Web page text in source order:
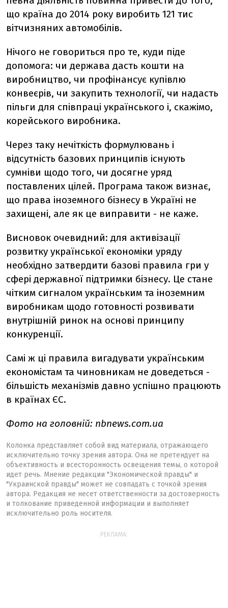
що країна до 2014 року виробить 121 тис
вітчизняних автомобілів.
Нічого не говориться про те, куди піде
допомога: чи держава дасть кошти на
виробництво, чи профінансує купівлю
конвеєрів, чи закупить технології, чи надасть
пільги для співпраці українського і, скажімо,
корейського виробника.
Через таку нечіткість формулювань і
відсутність базових принципів існують
сумніви щодо того, чи досягне уряд
поставлених цілей. Програма також визнає,
що права іноземного бізнесу в Україні не
захищені, але як це виправити - не каже.
Висновок очевидний: для активізації
розвитку української економіки уряду
необхідно затвердити базові правила гри у
сфері державної підтримки бізнесу. Це стане
чітким сигналом українським та іноземним
виробникам щодо готовності розвивати
внутрішній ринок на основі принципу
конкуренції.
Самі ж ці правила вигадувати українським
економістам та чиновникам не доведеться -
більшість механізмів давно успішно працюють
в країнах ЄС.
Фото на головній: nbnews.com.ua
Колонка представляет собой вид материала, отражающего
исключительно точку зрения автора. Она не претендует на
объективность и всесторонность освещения темы, о которой
идет речь. Мнение редакции "Экономической правды" и
"Украинской правды" может не совпадать с точкой зрения
автора. Редакция не несет ответственности за достоверность
и толкование приведенной информации и выполняет
исключительно роль носителя.
РЕКЛАМА: